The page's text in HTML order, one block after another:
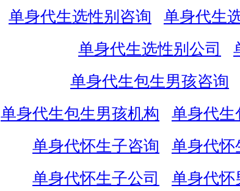
单身代生选性别咨询
单身代生
单身代生选性别公司
单身代生包生男孩咨询
单身代生包生男孩机构
单身代生
单身代怀生子咨询
单身代怀
单身代怀生子公司
单身代怀